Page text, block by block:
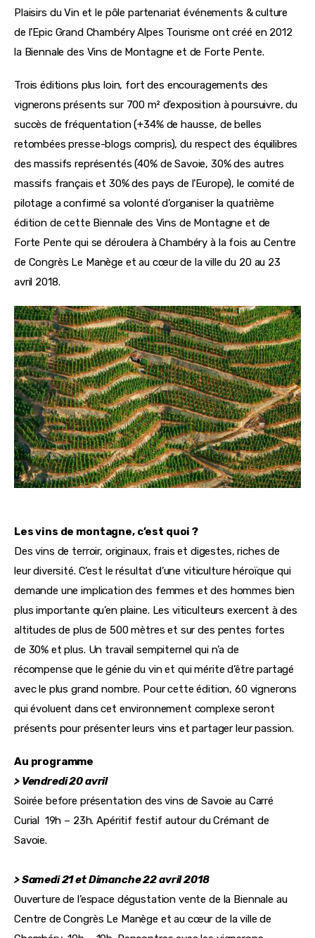
Plaisirs du Vin et le pôle partenariat événements & culture
de l’Epic Grand Chambéry Alpes Tourisme ont créé en 2012
la Biennale des Vins de Montagne et de Forte Pente.
Trois éditions plus loin, fort des encouragements des
vignerons présents sur 700 m² d’exposition à poursuivre, du
succès de fréquentation (+34% de hausse, de belles
retombées presse-blogs compris), du respect des équilibres
des massifs représentés (40% de Savoie, 30% des autres
massifs français et 30% des pays de l’Europe), le comité de
pilotage a confirmé sa volonté d’organiser la quatrième
édition de cette Biennale des Vins de Montagne et de
Forte Pente qui se déroulera à Chambéry à la fois au Centre
de Congrès Le Manège et au cœur de la ville du 20 au 23
avril 2018.
Les vins de montagne, c’est quoi ?
Des vins de terroir, originaux, frais et digestes, riches de
leur diversité. C’est le résultat d’une viticulture héroïque qui
demande une implication des femmes et des hommes bien
plus importante qu’en plaine. Les viticulteurs exercent à des
altitudes de plus de 500 mètres et sur des pentes fortes
de 30% et plus. Un travail sempiternel qui n’a de
récompense que le génie du vin et qui mérite d’être partagé
avec le plus grand nombre. Pour cette édition, 60 vignerons
qui évoluent dans cet environnement complexe seront
présents pour présenter leurs vins et partager leur passion.
Au programme
> Vendredi 20 avril
Soirée before présentation des vins de Savoie au Carré
Curial 19h – 23h. Apéritif festif autour du Crémant de
Savoie.
> Samedi 21 et Dimanche 22 avril 2018
Ouverture de l’espace dégustation vente de la Biennale au
Centre de Congrès Le Manège et au cœur de la ville de